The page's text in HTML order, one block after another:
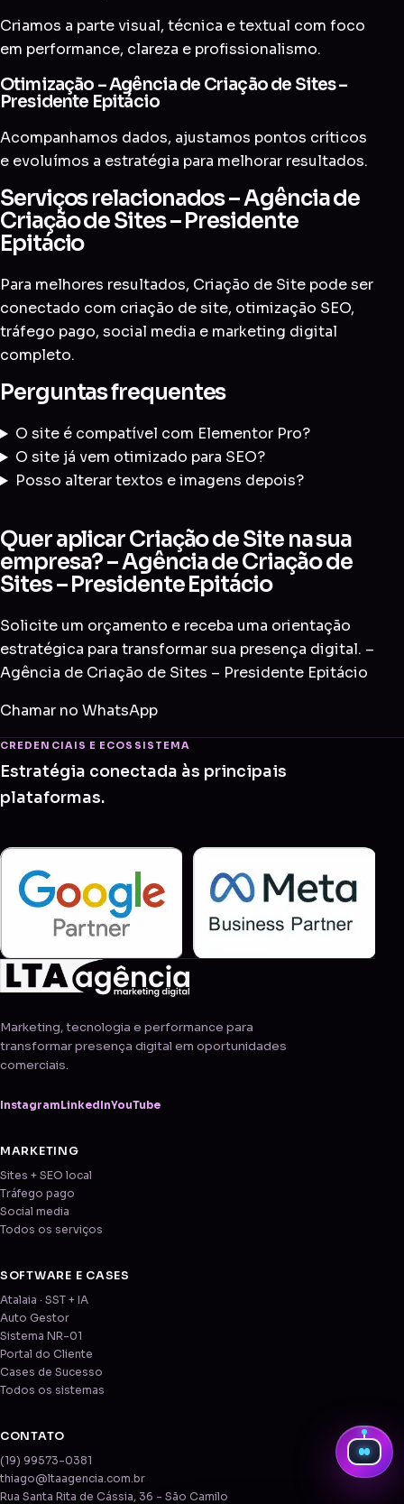
Criamos a parte visual, técnica e textual com foco
em performance, clareza e profissionalismo.
Otimização – Agência de Criação de Sites –
Presidente Epitácio
Acompanhamos dados, ajustamos pontos críticos
e evoluímos a estratégia para melhorar resultados.
Serviços relacionados – Agência de
Criação de Sites – Presidente
Epitácio
Para melhores resultados, Criação de Site pode ser
conectado com criação de site, otimização SEO,
tráfego pago, social media e marketing digital
completo.
Perguntas frequentes
O site é compatível com Elementor Pro?
O site já vem otimizado para SEO?
Posso alterar textos e imagens depois?
Quer aplicar Criação de Site na sua
empresa? – Agência de Criação de
Sites – Presidente Epitácio
Solicite um orçamento e receba uma orientação
estratégica para transformar sua presença digital. –
Agência de Criação de Sites – Presidente Epitácio
Chamar no WhatsApp
CREDENCIAIS E ECOSSISTEMA
Estratégia conectada às principais
plataformas.
Marketing, tecnologia e performance para
transformar presença digital em oportunidades
comerciais.
Instagram LinkedInYouTube
MARKETING
Sites + SEO local
Tráfego pago
Social media
Todos os serviços
SOFTWARE E CASES
Atalaia · SST + IA
Auto Gestor
Sistema NR-01
Portal do Cliente
Cases de Sucesso
Todos os sistemas
CONTATO
(19) 99573-0381
thiago@ltaagencia.com.br
Rua Santa Rita de Cássia, 36 - São Camilo